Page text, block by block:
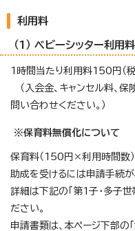
利用料
（1） ベビーシッター利用料
1時間当たり利用料150円（税
（入会金、キャンセル料、
問い合わせください。）
※保育料無償化について
保育料（150円×利用時間数
助成を受けるには申請手続が
詳細は下記の「第1子・多子
ださい。
申請書類は、本ページ下部の「